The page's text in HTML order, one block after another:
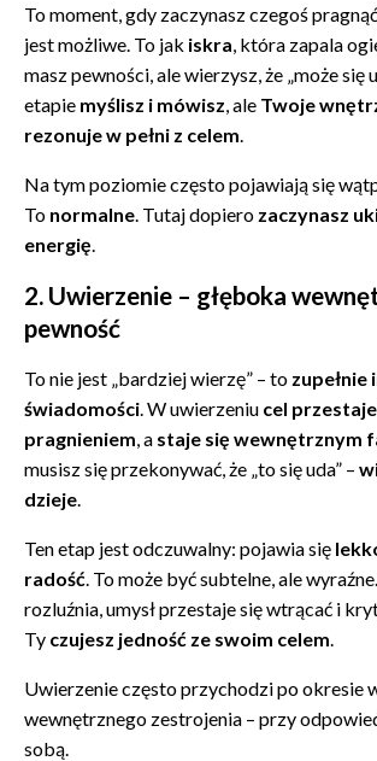
To moment, gdy zaczynasz czegoś
jest możliwe. To jak iskra , która zapala
masz pewności, ale wierzysz, że „może się
etapie myślisz i mówisz , ale Twoje
rezonuje w pełni z celem
Na tym poziomie często pojawiają się
To normalne . Tutaj dopiero zaczynasz
energię
2. Uwierzenie – głęboka
pewność
To nie jest „bardziej wierzę” – to zupełnie
świadomości . W uwierzeniu cel
pragnieniem , a staje się wewnętrznym
musisz się przekonywać, że „to się uda” –
dzieje
Ten etap jest odczuwalny: pojawia się
radość . To może być subtelne, ale
rozluźnia, umysł przestaje się wtrącać i
Ty czujesz jedność ze swoim celem
Uwierzenie często przychodzi po okresie
wewnętrznego zestrojenia – przy
sobą.